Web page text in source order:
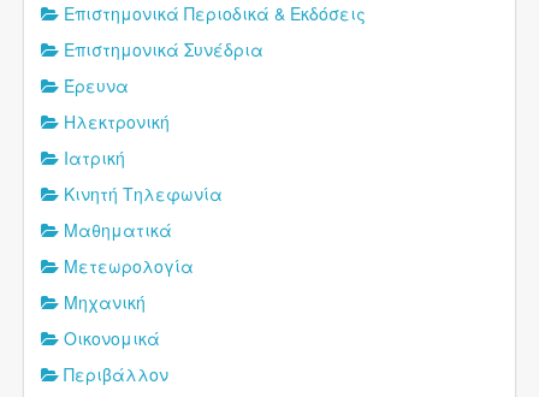
Επιστημονικά Περιοδικά & Εκδόσεις
Επιστημονικά Συνέδρια
Έρευνα
Ηλεκτρονική
Ιατρική
Κινητή Τηλεφωνία
Μαθηματικά
Μετεωρολογία
Μηχανική
Οικονομικά
Περιβάλλον